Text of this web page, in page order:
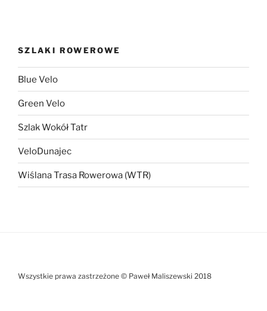
SZLAKI ROWEROWE
Blue Velo
Green Velo
Szlak Wokół Tatr
VeloDunajec
Wiślana Trasa Rowerowa (WTR)
Wszystkie prawa zastrzeżone © Paweł Maliszewski 2018